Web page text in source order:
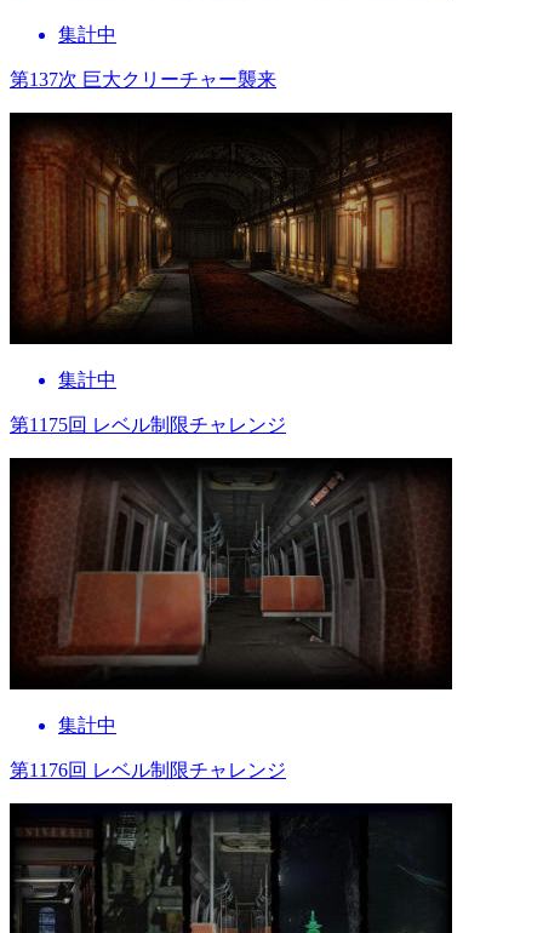
集計中
第137次 巨大クリーチャー襲来
集計中
第1175回 レベル制限チャレンジ
集計中
第1176回 レベル制限チャレンジ